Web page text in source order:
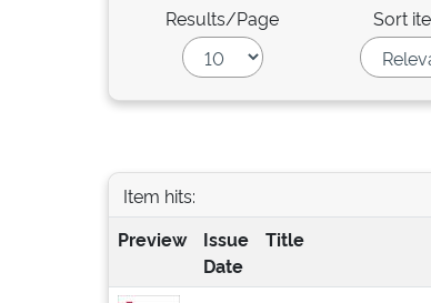
Results/Page Sort
Item hits:
Preview
Issue
Date
Title